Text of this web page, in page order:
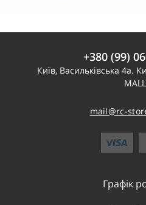
+380 (99)
Київ, Васильківська 4а.
mail@rc-
Графік